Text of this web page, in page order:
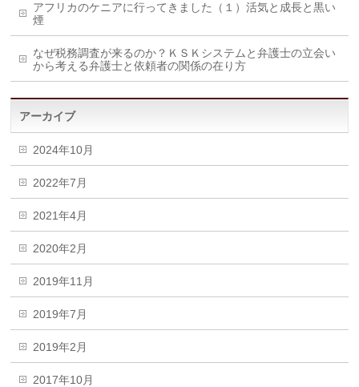
アフリカのケニアに行ってきました（１）活気と成長と黒い
煙
なぜ税務調査が来るのか？ＫＳＫシステムと弁護士の立会い
から考える弁護士と依頼者の関係の在り方
アーカイブ
2024年10月
2022年7月
2021年4月
2020年2月
2019年11月
2019年7月
2019年2月
2017年10月